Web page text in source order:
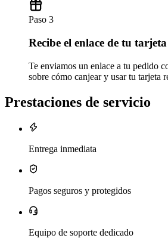
Paso 3
Recibe el enlace de tu
Te enviamos un enlace a tu pedido
sobre cómo canjear y usar tu tarjeta
Prestaciones de servicio
Entrega inmediata
Pagos seguros y protegidos
Equipo de soporte dedicado